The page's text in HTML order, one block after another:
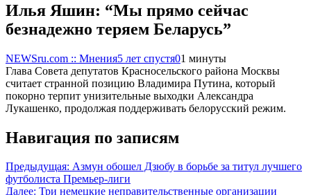
Илья Яшин: “Мы прямо сейчас
безнадежно теряем Беларусь”
NEWSru.com :: Мнения5 лет спустя01 минуты
Глава Совета депутатов Красносельского района Москвы
считает странной позицию Владимира Путина, который
покорно терпит унизительные выходки Александра
Лукашенко, продолжая поддерживать белорусский режим.
Навигация по записям
Предыдущая: Азмун обошел Дзюбу в борьбе за титул лучшего
футболиста Премьер-лиги
Далее: Три немецкие неправительственные организации